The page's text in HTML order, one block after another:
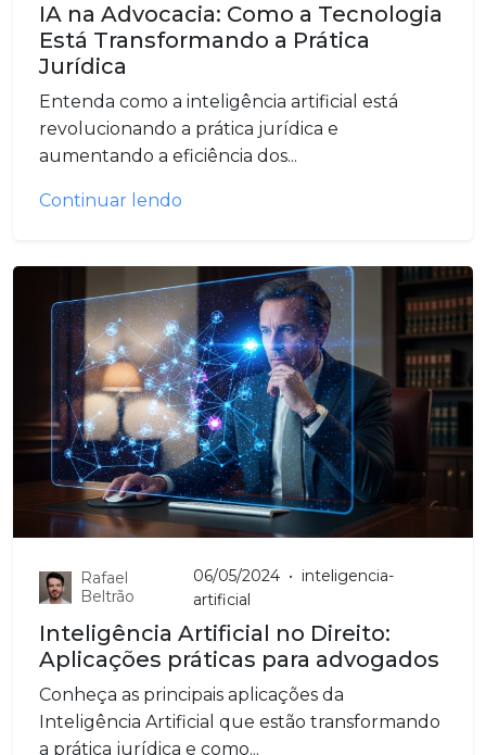
IA na Advocacia: Como a Tecnologia
Está Transformando a Prática
Jurídica
Entenda como a inteligência artificial está
revolucionando a prática jurídica e
aumentando a eficiência dos...
Continuar lendo
Rafael
Beltrão
06/05/2024 • inteligencia-
artificial
Inteligência Artificial no Direito:
Aplicações práticas para advogados
Conheça as principais aplicações da
Inteligência Artificial que estão transformando
a prática jurídica e como...